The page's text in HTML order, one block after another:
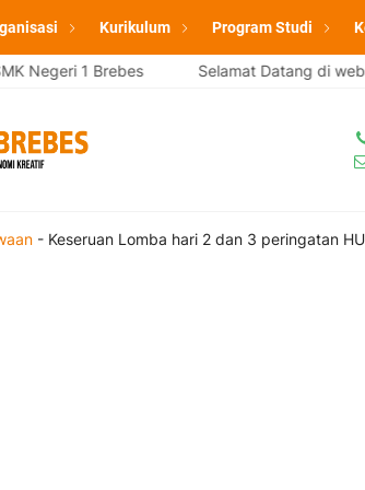
Kurikulum Program Studi
Selamat Datang di website resmi
- Keseruan Lomba hari 2 dan 3 peringatan